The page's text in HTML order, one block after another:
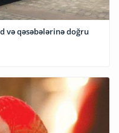
və qəsəbələrinə doğru